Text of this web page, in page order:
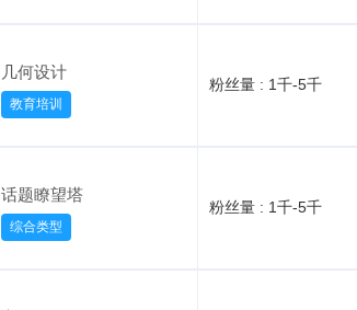
几何设计
教育培训
粉丝量 : 1千-5千
话题瞭望塔
综合类型
粉丝量 : 1千-5千